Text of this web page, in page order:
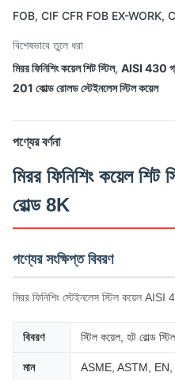
FOB, CIF CFR FOB EX-WORK,
বিশেষভাবে তুলে ধরা
মিরর ফিনিশিং কয়েল শিট স্টিল, AISI 430
201 কোল্ড রোলড স্টেইনলেস স্টিল কয়েল
পণ্যের বর্ণনা
মিরর ফিনিশিং কয়েল
রোল্ড 8K
পণ্যের সংক্ষিপ্ত বিবরণ
মিরর ফিনিশিং স্টেইনলেস স্টিল কয়েল AISI
বিবরণ স্টিল কয়েল, হট রোল্ড
মান ASME, ASTM, EN,